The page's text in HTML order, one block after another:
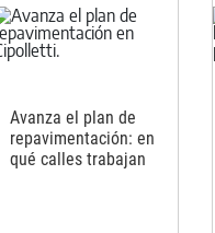
Avanza el plan de
repavimentación: en
qué calles trabajan